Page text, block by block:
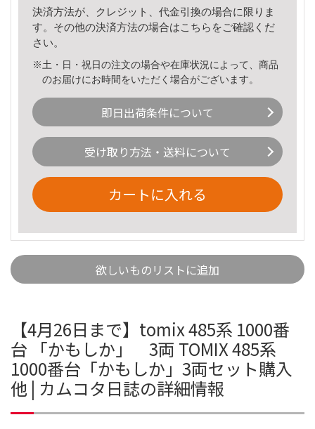
決済方法が、クレジット、代金引換の場合に限りま
す。その他の決済方法の場合はこちら をご確認くだ
さい。
※土・日・祝日の注文の場合や在庫状況によって、商品
のお届けにお時間をいただく場合がございます。
即日出荷条件について
受け取り方法・送料について
カートに入れる
欲しいものリストに追加
【4月26日まで】tomix 485系 1000番
台 「かもしか」 3両 TOMIX 485系
1000番台「かもしか」3両セット購入
他 | カムコタ日誌の詳細情報